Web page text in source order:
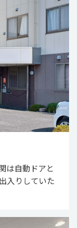
は自動ドアと
入りしていた